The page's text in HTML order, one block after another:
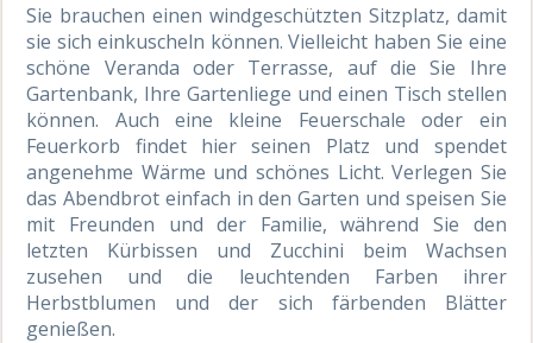
Sie brauchen einen windgeschützten Sitzplatz, damit
sie sich einkuscheln können. Vielleicht haben Sie eine
schöne Veranda oder Terrasse, auf die Sie Ihre
Gartenbank, Ihre Gartenliege und einen Tisch stellen
können. Auch eine kleine Feuerschale oder ein
Feuerkorb findet hier seinen Platz und spendet
angenehme Wärme und schönes Licht. Verlegen Sie
das Abendbrot einfach in den Garten und speisen Sie
mit Freunden und der Familie, während Sie den
letzten Kürbissen und Zucchini beim Wachsen
zusehen und die leuchtenden Farben ihrer
Herbstblumen und der sich färbenden Blätter
genießen.